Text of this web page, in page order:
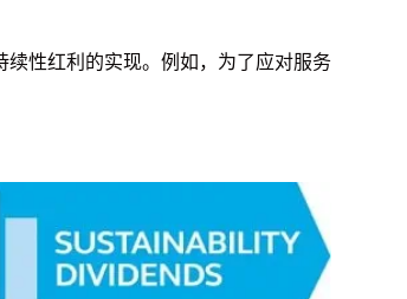
性红利的实现。例如，为了应对服务